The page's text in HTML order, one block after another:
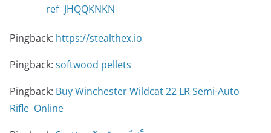
ref=JHQQKNKN
Pingback: https://stealthex.io
Pingback: softwood pellets
Pingback: Buy Winchester Wildcat 22 LR Semi-Auto
Rifle Online